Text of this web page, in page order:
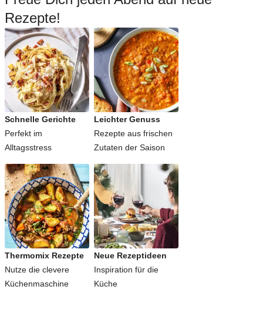
Rezepte!
Schnelle Gerichte
Perfekt im
Alltagsstress
Leichter Genuss
Rezepte aus frischen
Zutaten der Saison
Thermomix Rezepte
Nutze die clevere
Küchenmaschine
Neue Rezeptideen
Inspiration für die
Küche